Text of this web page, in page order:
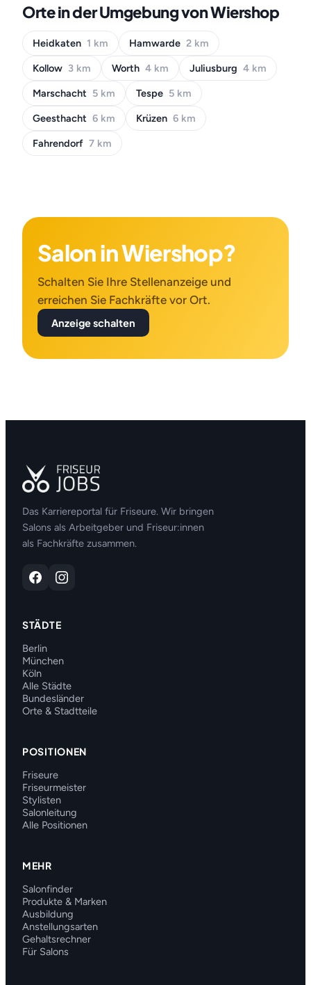
Orte in der Umgebung von Wiershop
Heidkaten 1 km Hamwarde 2 km
Kollow 3 km Worth 4 km Juliusburg 4 km
Marschacht 5 km Tespe 5 km
Geesthacht 6 km Krüzen 6 km
Fahrendorf 7 km
Salon in Wiershop?
Schalten Sie Ihre Stellenanzeige und
erreichen Sie Fachkräfte vor Ort.
Anzeige schalten
Das Karriereportal für Friseure. Wir bringen
Salons als Arbeitgeber und Friseur:innen
als Fachkräfte zusammen.
STÄDTE
Berlin
München
Köln
Alle Städte
Bundesländer
Orte & Stadtteile
POSITIONEN
Friseure
Friseurmeister
Stylisten
Salonleitung
Alle Positionen
MEHR
Salonfinder
Produkte & Marken
Ausbildung
Anstellungsarten
Gehaltsrechner
Für Salons